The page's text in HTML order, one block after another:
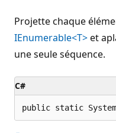
Projette chaque
IEnumerable<T>et
une seule séquence.
C#
public static